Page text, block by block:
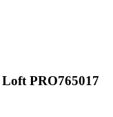
PRO765017